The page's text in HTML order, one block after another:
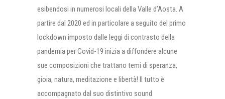
esibendosi in numerosi locali della Valle d’Aosta. A
partire dal 2020 ed in particolare a seguito del primo
lockdown imposto dalle leggi di contrasto della
pandemia per Covid-19 inizia a diffondere alcune
sue composizioni che trattano temi di speranza,
gioia, natura, meditazione e libertà! Il tutto è
accompagnato dal suo distintivo sound